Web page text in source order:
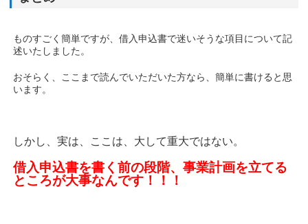
ものすごく簡単ですが、借入申込書で迷いそうな項目について記
述いたしました。
おそらく、ここまで読んでいただいた方なら、簡単に書けると思
います。
しかし、実は、ここは、大して重大ではない。
借入申込書を書く前の段階、事業計画を立てる
ところが大事なんです！！！